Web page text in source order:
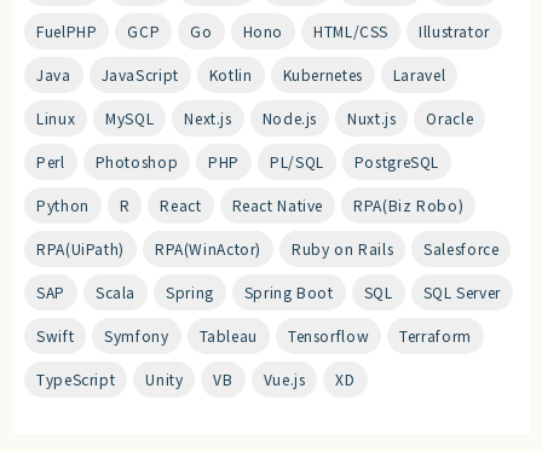
FuelPHP GCP Go Hono HTML/CSS Illustrator
Java JavaScript Kotlin Kubernetes Laravel
Linux MySQL Next.js Node.js Nuxt.js Oracle
Perl Photoshop PHP PL/SQL PostgreSQL
Python R React React Native RPA(Biz Robo)
RPA(UiPath) RPA(WinActor) Ruby on Rails Salesforce
SAP Scala Spring Spring Boot SQL SQL Server
Swift Symfony Tableau Tensorflow Terraform
TypeScript Unity VB Vue.js XD